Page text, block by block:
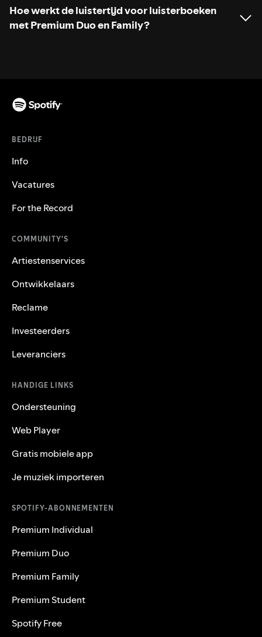
Hoe werkt de luistertijd voor luisterboeken
met Premium Duo en Family?
BEDRIJF
Info
Vacatures
For the Record
COMMUNITY'S
Artiestenservices
Ontwikkelaars
Reclame
Investeerders
Leveranciers
HANDIGE LINKS
Ondersteuning
Web Player
Gratis mobiele app
Je muziek importeren
SPOTIFY-ABONNEMENTEN
Premium Individual
Premium Duo
Premium Family
Premium Student
Spotify Free